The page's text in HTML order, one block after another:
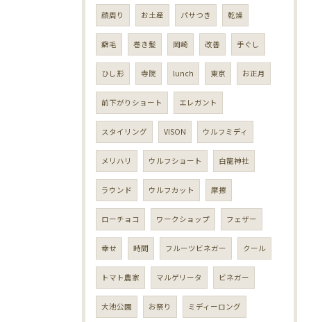
顔周り お土産 パサつき 乾燥
癖毛 巻き髪 岡崎 改善 手ぐし
ひし形 寺院 lunch 東京 お正月
前下がりショート エレガント
スタイリング VISON ウルフミディ
メリハリ ウルフショート 白龍神社
ラウンド ウルフカット 摩擦
ローチョコ ワークショップ フェザー
幸せ 時間 フルーツビネガー クール
トマト農家 マルゲリータ ビネガー
大池公園 お祭り ミディーロング